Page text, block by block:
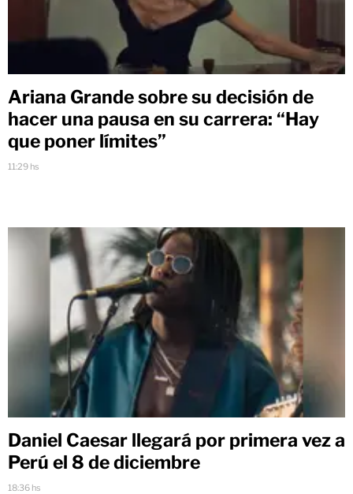
Ariana Grande sobre su decisión de
hacer una pausa en su carrera: “Hay
que poner límites”
11:29 hs
Daniel Caesar llegará por primera vez a
Perú el 8 de diciembre
18:36 hs